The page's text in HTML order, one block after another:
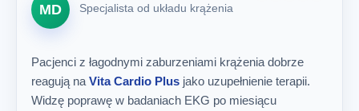
MD Specjalista od układu krążenia
Pacjenci z łagodnymi zaburzeniami krążenia dobrze
reagują na Vita Cardio Plus jako uzupełnienie terapii.
Widzę poprawę w badaniach EKG po miesiącu